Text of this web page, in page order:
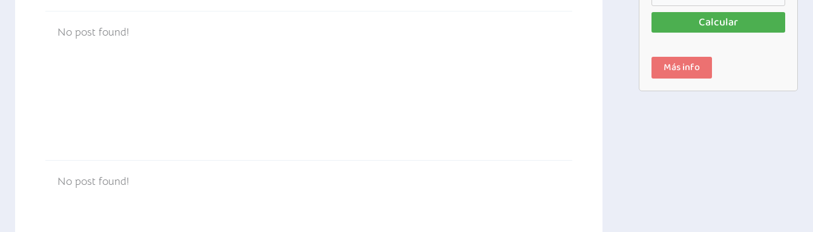
No post found!
No post found!
Calcular
Más info